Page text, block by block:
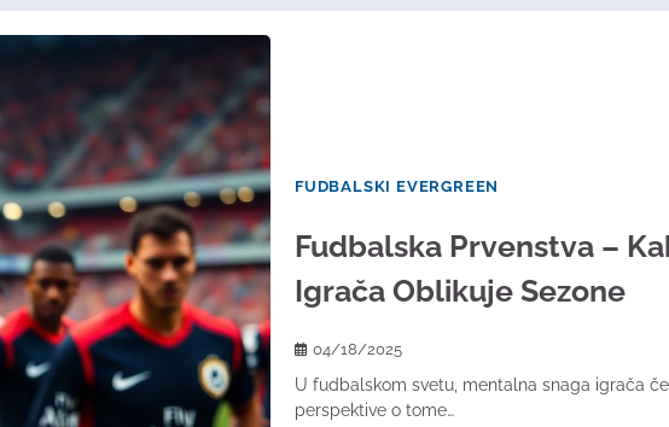
FUDBALSKI EVERGREEN
Fudbalska Prvenstva –
Igrača Oblikuje Sezone
04/18/2025
U fudbalskom svetu, mentalna snaga igrača
perspektive o tome…